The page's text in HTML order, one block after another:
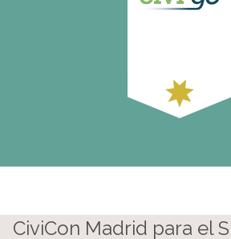
CiviCon Madrid para el